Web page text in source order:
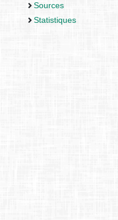
Sources
Statistiques